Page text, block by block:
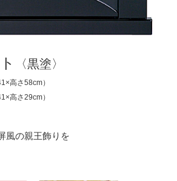
〈黒塗〉
高さ58cm）
高さ29cm）
風の親王飾りを